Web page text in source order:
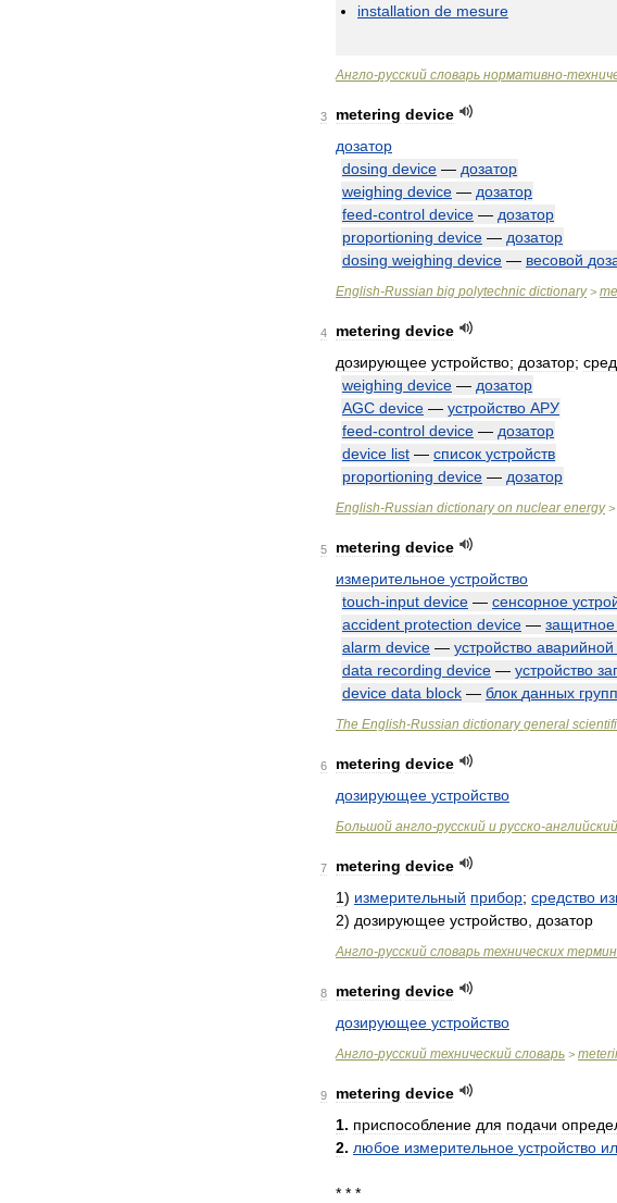
installation de mesure
Англо-русский словарь нормативно-
3 metering device
дозатор
dosing device — дозатор
weighing device — дозатор
feed-control device — дозатор
proportioning device — дозатор
dosing weighing device — весовой
English-Russian big polytechnic dictionary>
4 metering device
дозирующее устройство; дозатор;
weighing device — дозатор
AGC device — устройство АРУ
feed-control device — дозатор
device list — список устройств
proportioning device — дозатор
English-Russian dictionary on nuclear energy>
5 metering device
измерительное устройство
touch-input device — сенсорное
accident protection device — защитное
alarm device — устройство аварийной
data recording device — устройство
device data block — блок данных
The English-Russian dictionary general
6 metering device
дозирующее устройство
Большой англо-русский и русско-английский
7 metering device
1) измерительный прибор; средство
2) дозирующее устройство дозатор
Англо-русский словарь технических
8 metering device
дозирующее устройство
Англо-русский технический словарь >
9 metering device
1. приспособление для подачи
2. любое измерительное устройство
* * *